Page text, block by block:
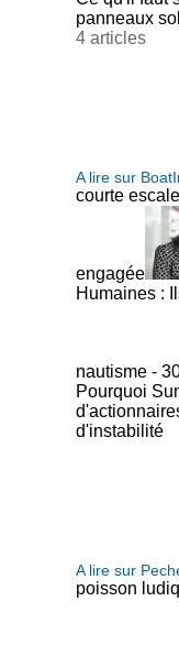
panneaux
4 articles
A lire sur
courte
engagée
Humaines :
nautisme -
Pourquoi
d'instabilité
A lire sur
poisson